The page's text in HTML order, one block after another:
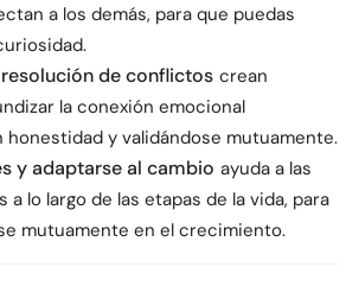
a los demás, para que puedas
de conflictos crean
la conexión emocional
y validándose mutuamente.
y adaptarse al cambio ayuda a las
lo largo de las etapas de la vida, para
mutuamente en el crecimiento.